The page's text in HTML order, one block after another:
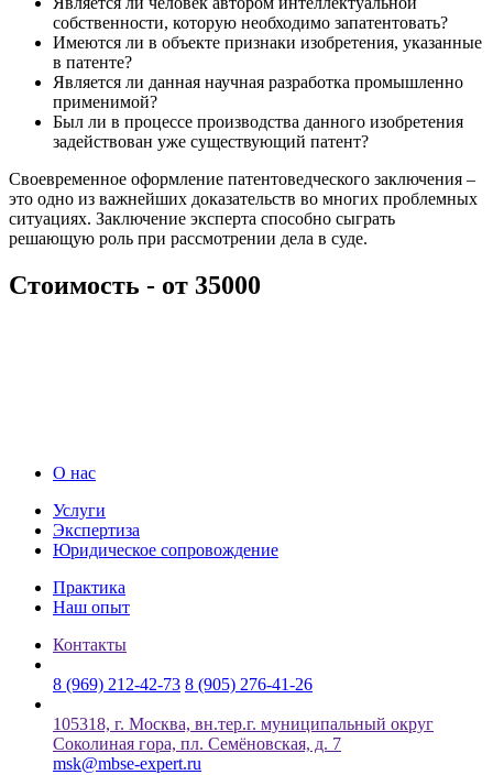
собственности, которую необходимо запатентовать?
Имеются ли в объекте признаки изобретения, указанные
в патенте?
Является ли данная научная разработка промышленно
применимой?
Был ли в процессе производства данного изобретения
задействован уже существующий патент?
Своевременное оформление патентоведческого заключения –
это одно из важнейших доказательств во многих проблемных
ситуациях. Заключение эксперта способно сыграть
решающую роль при рассмотрении дела в суде.
Стоимость - от 35000
О нас
Услуги
Экспертиза
Юридическое сопровождение
Практика
Наш опыт
Контакты
8 (969) 212-42-73 8 (905) 276-41-26
105318, г. Москва, вн.тер.г. муниципальный округ
Соколиная гора, пл. Семёновская, д. 7
msk@mbse-expert.ru